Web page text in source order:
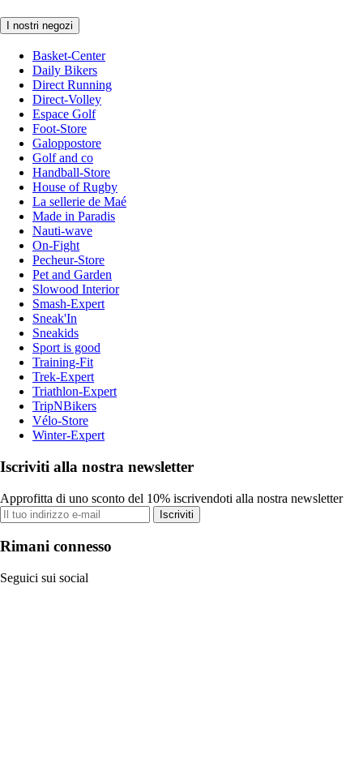
I nostri negozi
Basket-Center
Daily Bikers
Direct Running
Direct-Volley
Espace Golf
Foot-Store
Galoppostore
Golf and co
Handball-Store
House of Rugby
La sellerie de Maé
Made in Paradis
Nauti-wave
On-Fight
Pecheur-Store
Pet and Garden
Slowood Interior
Smash-Expert
Sneak'In
Sneakids
Sport is good
Training-Fit
Trek-Expert
Triathlon-Expert
TripNBikers
Vélo-Store
Winter-Expert
Iscriviti alla nostra newsletter
Approfitta di uno sconto del 10% iscrivendoti alla nostra newsletter
Iscriviti
Rimani connesso
Seguici sui social